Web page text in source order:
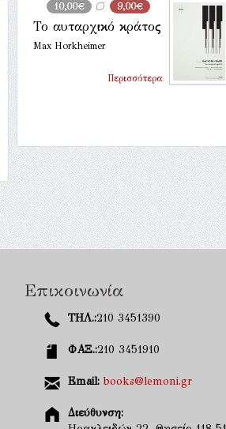
10,00€ 9,00€
Το αυταρχικό κράτος
Max Horkheimer
Περισσότερα
Επικοινωνία
ΤΗΛ.:210 3451390
ΦΑΞ.:210 3451910
Email: books@lemoni.gr
Διεύθυνση: